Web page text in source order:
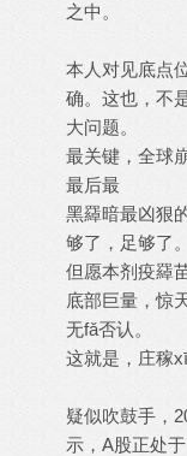
之中。
本人对见底点
确。这也，不
大问题。
最关键，全球
最后最
黑羄暗最凶狠
够了，足够了。
但愿本剂疫羄
底部巨量，惊
无fǎ否认。
这就是，庄稼
疑似吹鼓手，
示，A股正处于